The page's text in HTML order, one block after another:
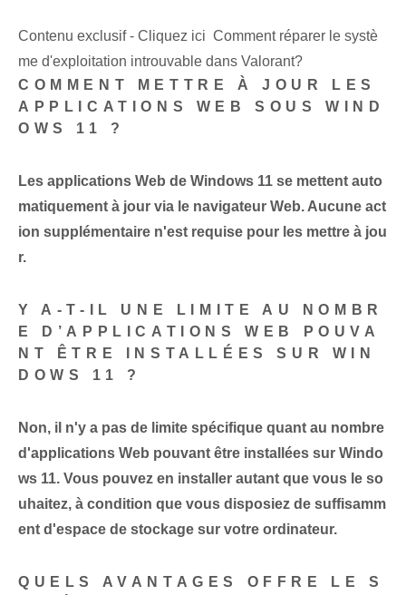
Contenu exclusif - Cliquez ici Comment réparer le systè
me d'exploitation introuvable dans Valorant?
COMMENT METTRE À JOUR LES
APPLICATIONS WEB SOUS WIND
OWS 11 ?
Les applications Web de Windows 11 se mettent auto
matiquement à jour via le navigateur Web. Aucune act
ion supplémentaire n'est requise pour les mettre à jou
r.
Y A-T-IL UNE LIMITE AU NOMBR
E D’APPLICATIONS WEB POUVA
NT ÊTRE INSTALLÉES SUR WIN
DOWS 11 ?
Non, il n'y a pas de limite spécifique quant au nombre
d'applications Web pouvant être installées sur Windo
ws 11. Vous pouvez en installer autant que vous le so
uhaitez, à condition que vous disposiez de suffisamm
ent d'espace de stockage sur votre ordinateur.
QUELS AVANTAGES OFFRE LE S